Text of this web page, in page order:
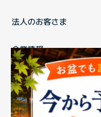
法人のお客さま
企業情報
ご利用中の方
お問い合わせ消費税の表示